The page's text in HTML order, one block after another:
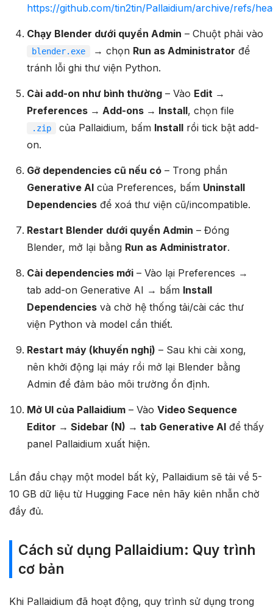
https://github.com/tin2tin/Pallaidium/archive/refs/
Chạy Blender dưới quyền Admin – Chuột phải vào
blender.exe → chọn Run as Administrator để
tránh lỗi ghi thư viện Python.
Cài add-on như bình thường– Vào Edit →
Preferences → Add-ons → Install, chọn file
.zip của Pallaidium, bấm Installrồi tick bật add-
on.
Gỡ dependencies cũ nếu có– Trong phần
Generative AIcủa Preferences, bấm Uninstall
Dependenciesđể xoá thư viện cũ/incompatible.
Restart Blender dưới quyền Admin – Đóng
Blender, mở lại bằng Run as Administrator.
Cài dependencies mới– Vào lại Preferences →
tab add-on Generative AI → bấm Install
Dependenciesvà chờ hệ thống tải/cài các thư
viện Python và model cần thiết.
Restart máy (khuyến nghị) – Sau khi cài xong,
nên khởi động lại máy rồi mở lại Blender bằng
Admin để đảm bảo môi trường ổn định.
Mở UI của Pallaidium– Vào Video Sequence
Editor → Sidebar (N) → tab Generative AIđể thấy
panel Pallaidium xuất hiện.
Lần đầu chạy một model bất kỳ, Pallaidium sẽ tải về 5-
10 GB dữ liệu từ Hugging Face nên hãy kiên nhẫn chờ
đầy đủ.
Cách sử dụng Pallaidium: Quy trình
cơ bản
Khi Pallaidium đã hoạt động, quy trình sử dụng trong